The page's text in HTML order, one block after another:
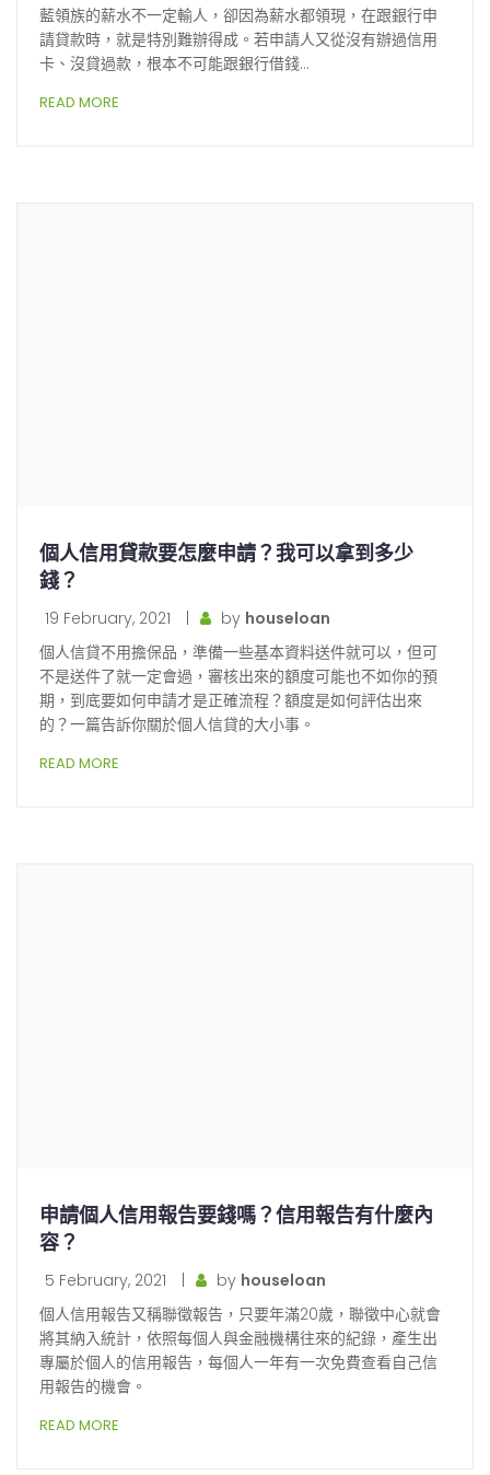
藍領族的薪水不一定輸人，卻因為薪水都領現，在跟銀行申
請貸款時，就是特別難辦得成。若申請人又從沒有辦過信用
卡、沒貸過款，根本不可能跟銀行借錢…
READ MORE
個人信用貸款要怎麼申請？我可以拿到多少
錢？
19 February, 2021 by houseloan
個人信貸不用擔保品，準備一些基本資料送件就可以，但可
不是送件了就一定會過，審核出來的額度可能也不如你的預
期，到底要如何申請才是正確流程？額度是如何評估出來
的？一篇告訴你關於個人信貸的大小事。
READ MORE
申請個人信用報告要錢嗎？信用報告有什麼內
容？
5 February, 2021 | by houseloan
個人信用報告又稱聯徵報告，只要年滿20歲，聯徵中心就會
將其納入統計，依照每個人與金融機構往來的紀錄，產生出
專屬於個人的信用報告，每個人一年有一次免費查看自己信
用報告的機會。
READ MORE